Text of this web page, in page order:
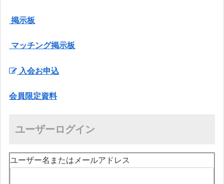
掲示板
マッチング掲示板
入会お申込
会員限定資料
ユーザーログイン
ユーザー名またはメールアドレス